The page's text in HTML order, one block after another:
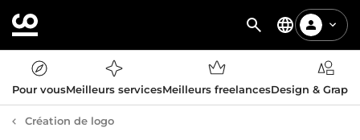
Pour vousMeilleurs servicesMeilleurs freelancesDesign &
Création de logo